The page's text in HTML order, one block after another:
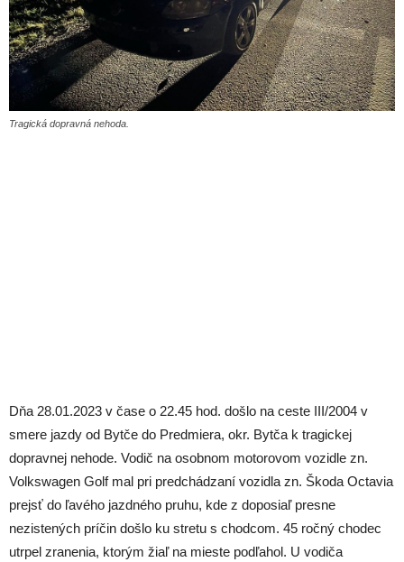
Tragická dopravná nehoda.
Dňa 28.01.2023 v čase o 22.45 hod. došlo na ceste III/2004 v
smere jazdy od Bytče do Predmiera, okr. Bytča k tragickej
dopravnej nehode. Vodič na osobnom motorovom vozidle zn.
Volkswagen Golf mal pri predchádzaní vozidla zn. Škoda Octavia
prejsť do ľavého jazdného pruhu, kde z doposiaľ presne
nezistených príčin došlo ku stretu s chodcom. 45 ročný chodec
utrpel zranenia, ktorým žiaľ na mieste podľahol. U vodiča